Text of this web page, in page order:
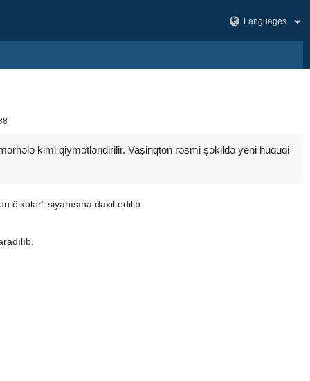
kimi qiymətləndirilir. Vaşinqton rəsmi şəkildə yeni hüquqi
ölkələr” siyahısına daxil edilib.